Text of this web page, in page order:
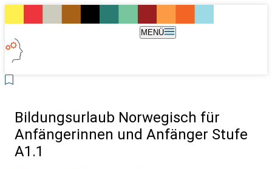
MENÜ
Bildungsurlaub Norwegisch für
Anfängerinnen und Anfänger Stufe
A1.1